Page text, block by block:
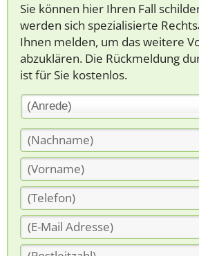
Sie können hier Ihren Fall
werden sich spezialisierte
Ihnen melden, um das weitere
abzuklären. Die Rückmeldung
ist für Sie kostenlos.
(Anrede)